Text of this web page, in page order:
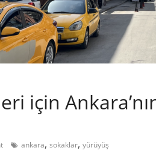
için
ankara, sokaklar, yürüyüş